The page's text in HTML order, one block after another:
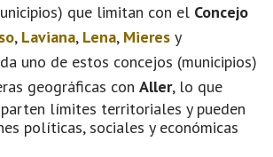
que limitan con el Concejo
, Laviana, Lena, Mieres y
uno de estos concejos (municipios)
geográficas con Aller, lo que
límites territoriales y pueden
políticas, sociales y económicas